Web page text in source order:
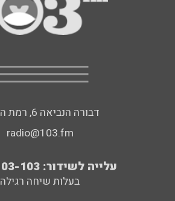
דבורה הנביאה 6, רמת השרון
radio@103.fm
עלייה לשידור: 0552-103-103
בעלות שיחה רגילה